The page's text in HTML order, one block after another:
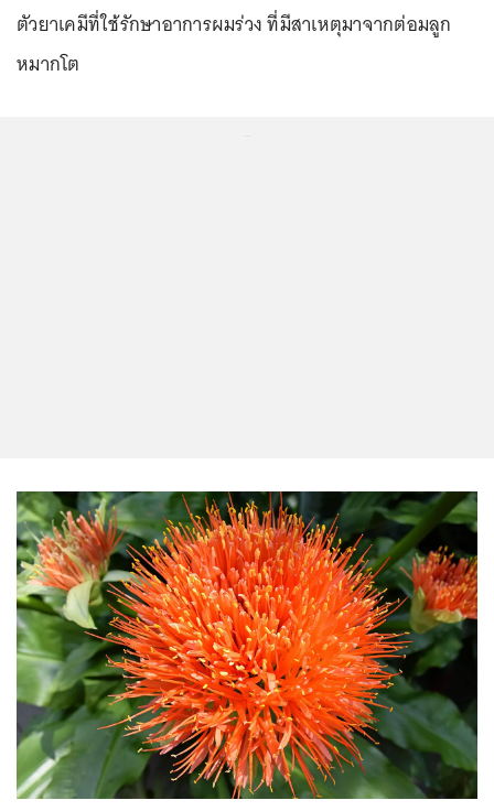
ตัวยาเคมีที่ใช้รักษาอาการผมร่วง ที่มีสาเหตุมาจากต่อมลูก
หมากโต